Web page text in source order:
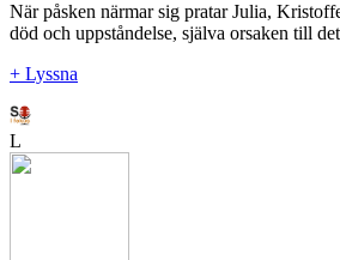
När påsken närmar sig pratar Julia,
död och uppståndelse, själva orsaken till
+ Lyssna
L